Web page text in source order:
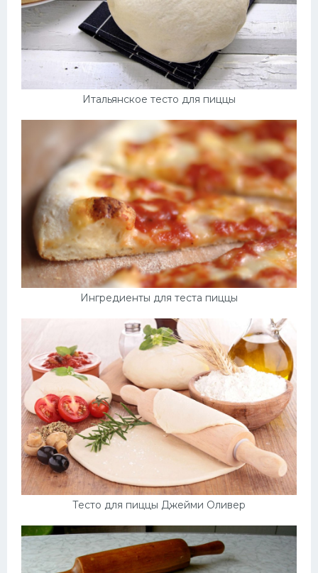
Итальянское тесто для пиццы
Ингредиенты для теста пиццы
Тесто для пиццы Джейми Оливер